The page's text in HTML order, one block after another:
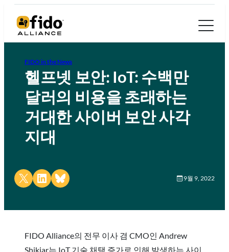
FIDO in the News
헬프넷 보안: IoT: 수백만
달러의 비용을 초래하는
거대한 사이버 보안 사각
지대
Share on X Share on LinkedIn
Share on Bluesky 9월 9, 2022
FIDO Alliance의 전무 이사 겸 CMO인 Andrew
Shikiar는 IoT 기술 채택 증가로 인해 발생하는 사이